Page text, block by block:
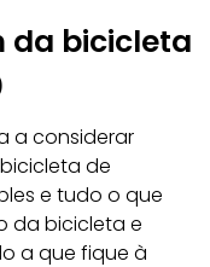
da bicicleta
a considerar
de
e tudo o que
da bicicleta e
a que fique à